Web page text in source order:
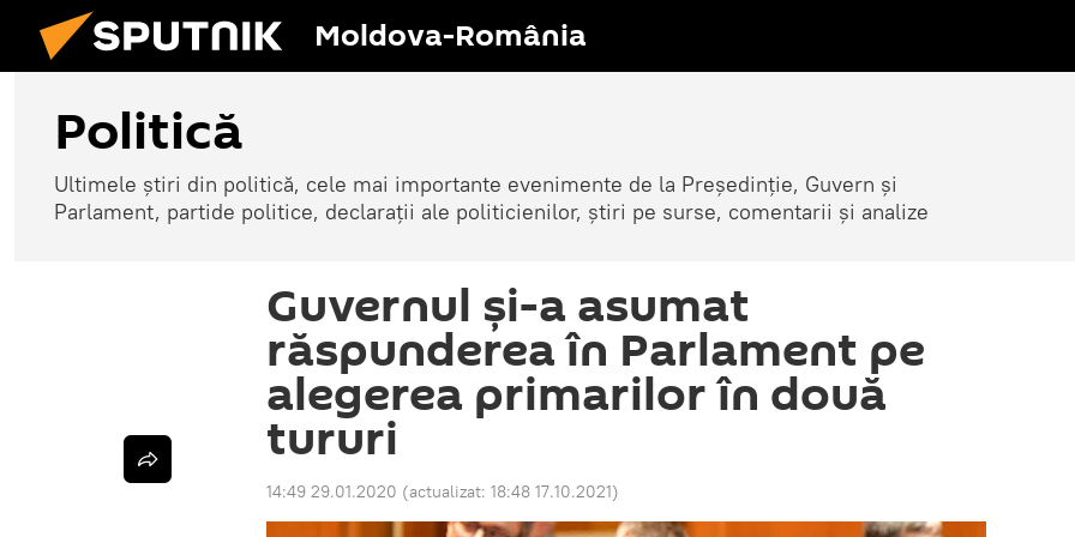
Moldova-România
Politică
Ultimele știri din politică, cele mai importante evenimente de la Președinție, Guvern și
Parlament, partide politice, declarații ale politicienilor, știri pe surse, comentarii și analize
Guvernul și-a asumat
răspunderea în Parlament pe
alegerea primarilor în două
tururi
14:49 29.01.2020 (actualizat: 18:48 17.10.2021)